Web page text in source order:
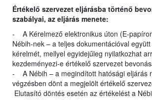
Értékelő szervezet eljárásba történő
szabályai, az eljárás menete:
- A Kérelmező elektronikus úton (E-
Nébih-nek – a teljes dokumentációval
kérelmét, mellyel egyidejűleg nyilatkozhat
kezdeményezi-e értékelő szervezet
- A Nébih – a megindított hatósági eljárás
végzésben dönt a megjelölt értékelő
Elutasító döntés esetén az értékelést a